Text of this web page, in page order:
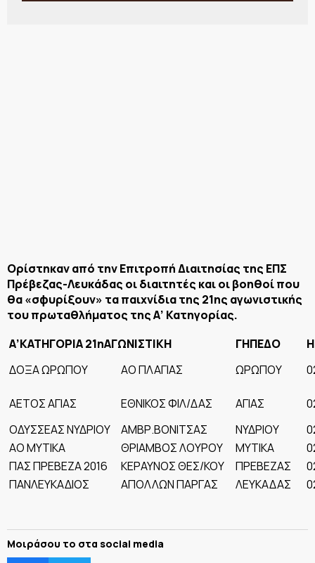
Ορίστηκαν από την Επιτροπή Διαιτησίας της ΕΠΣ
Πρέβεζας-Λευκάδας οι διαιτητές και οι βοηθοί που
θα «σφυρίξουν» τα παιχνίδια της 21ης αγωνιστικής
του πρωταθλήματος της Α’ Κατηγορίας.
Α’ΚΑΤΗΓΟΡΙΑ 21ηΑΓΩΝΙΣΤΙΚΗ
ΓΗΠΕΔΟ
ΔΟΞΑ ΩΡΩΠΟΥ
ΑΟ ΠΛΑΓΙΑΣ ΩΡΩΠΟΥ
ΑΕΤΟΣ ΑΓΙΑΣ ΕΘΝΙΚΟΣ ΦΙΛ/ΔΑΣ ΑΓΙΑΣ
ΟΔΥΣΣΕΑΣ ΝΥΔΡΙΟΥ
ΑΜΒΡ.ΒΟΝΙΤΣΑΣ ΝΥΔΡΙΟΥ
ΑΟ ΜΥΤΙΚΑ
ΘΡΙΑΜΒΟΣ ΛΟΥΡΟΥ ΜΥΤΙΚΑ
ΠΑΣ ΠΡΕΒΕΖΑ 2016
ΚΕΡΑΥΝΟΣ ΘΕΣ/ΚΟΥ ΠΡΕΒΕΖΑΣ
ΠΑΝΛΕΥΚΑΔΙΟΣ
ΑΠΟΛΛΩΝ ΠΑΡΓΑΣ ΛΕΥΚΑΔΑΣ
Μοιράσου το στα social media